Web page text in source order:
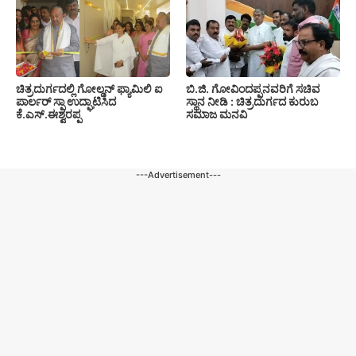
ಚಿತ್ರದುರ್ಗದಲ್ಲಿ ಗೋಲ್ಡನ್ ಫ್ಯಾಮಿಲಿ ಐ
ಪಾರ್ಲರ್ ಸ್ಪಾ ಉದ್ಘಾಟಿಸಿದ
ಕೆ.ಎಸ್.ಈಶ್ವರಪ್ಪ
ಬಿ.ಜಿ. ಗೋವಿಂದಪ್ಪನವರಿಗೆ ಸಚಿವ
ಸ್ಥಾನ ನೀಡಿ : ಚಿತ್ರದುರ್ಗದ ಕುರುಬ
ಸಮಾಜ ಮನವಿ
---Advertisement---